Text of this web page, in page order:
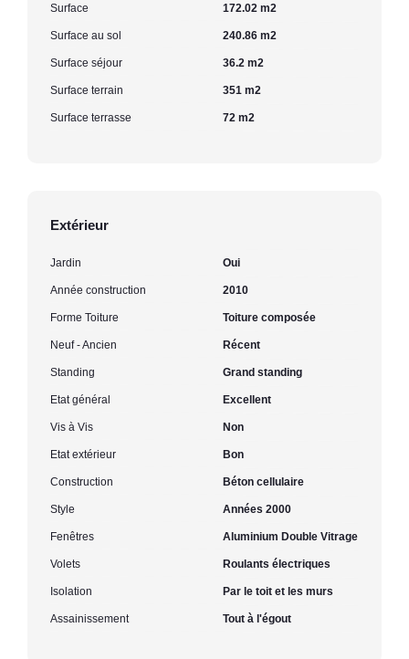
Surface 172.02 m2
Surface au sol 240.86 m2
Surface séjour 36.2 m2
Surface terrain 351 m2
Surface terrasse 72 m2
Extérieur
Jardin Oui
Année construction 2010
Forme Toiture Toiture composée
Neuf - Ancien Récent
Standing Grand standing
Etat général Excellent
Vis à Vis Non
Etat extérieur Bon
Construction Béton cellulaire
Style Années 2000
Fenêtres Aluminium Double Vitrage
Volets Roulants électriques
Isolation Par le toit et les murs
Assainissement Tout à l'égout